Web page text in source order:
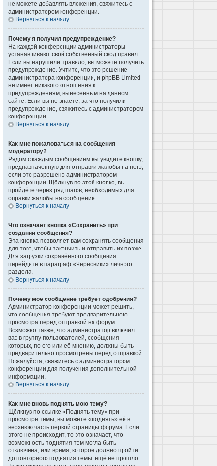
не можете добавлять вложения, свяжитесь с
администратором конференции.
Вернуться к началу
Почему я получил предупреждение?
На каждой конференции администраторы
устанавливают свой собственный свод правил.
Если вы нарушили правило, вы можете получить
предупреждение. Учтите, что это решение
администратора конференции, и phpBB Limited
не имеет никакого отношения к
предупреждениям, вынесенным на данном
сайте. Если вы не знаете, за что получили
предупреждение, свяжитесь с администратором
конференции.
Вернуться к началу
Как мне пожаловаться на сообщения
модератору?
Рядом с каждым сообщением вы увидите кнопку,
предназначенную для отправки жалобы на него,
если это разрешено администратором
конференции. Щёлкнув по этой кнопке, вы
пройдёте через ряд шагов, необходимых для
оправки жалобы на сообщение.
Вернуться к началу
Что означает кнопка «Сохранить» при
создании сообщения?
Эта кнопка позволяет вам сохранять сообщения
для того, чтобы закончить и отправить их позже.
Для загрузки сохранённого сообщения
перейдите в параграф «Черновики» личного
раздела.
Вернуться к началу
Почему моё сообщение требует одобрения?
Администратор конференции может решить,
что сообщения требуют предварительного
просмотра перед отправкой на форум.
Возможно также, что администратор включил
вас в группу пользователей, сообщения
которых, по его или её мнению, должны быть
предварительно просмотрены перед отправкой.
Пожалуйста, свяжитесь с администратором
конференции для получения дополнительной
информации.
Вернуться к началу
Как мне вновь поднять мою тему?
Щёлкнув по ссылке «Поднять тему» при
просмотре темы, вы можете «поднять» её в
верхнюю часть первой страницы форума. Если
этого не происходит, то это означает, что
возможность поднятия тем могла быть
отключена, или время, которое должно пройти
до повторного поднятия темы, ещё не прошло.